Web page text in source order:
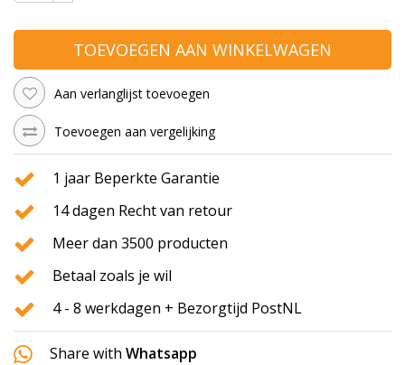
TOEVOEGEN AAN WINKELWAGEN
Aan verlanglijst toevoegen
Toevoegen aan vergelijking
1 jaar Beperkte Garantie
14 dagen Recht van retour
Meer dan 3500 producten
Betaal zoals je wil
4 - 8 werkdagen + Bezorgtijd PostNL
Share with Whatsapp